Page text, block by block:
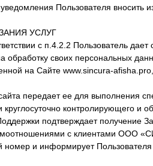
Пользователя вносить
УСЛУГ
с п.4.2.2 Пользователь
своих персональных
на Сайте www.sincura-
передает ее для выполнения
контролирующего и
подтверждает получение
с клиентами ООО
и информирует Пользователя